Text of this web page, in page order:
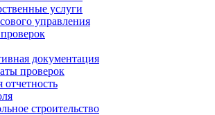
услуги
управления
документация
проверок
отчетность
строительство